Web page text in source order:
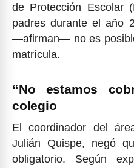
de Protección Escolar
padres durante el año
—afirman— no es
matrícula.
“No estamos
colegio
El coordinador del
Julián Quispe, negó
obligatorio. Según